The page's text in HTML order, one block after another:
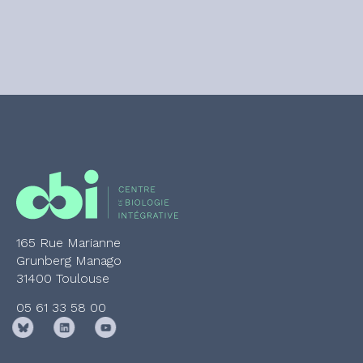
165 Rue Marianne
Grunberg Manago
31400 Toulouse
05 61 33 58 00